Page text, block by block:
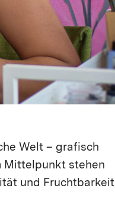
Welt – grafisch
Mittelpunkt stehen
und Fruchtbarkeit